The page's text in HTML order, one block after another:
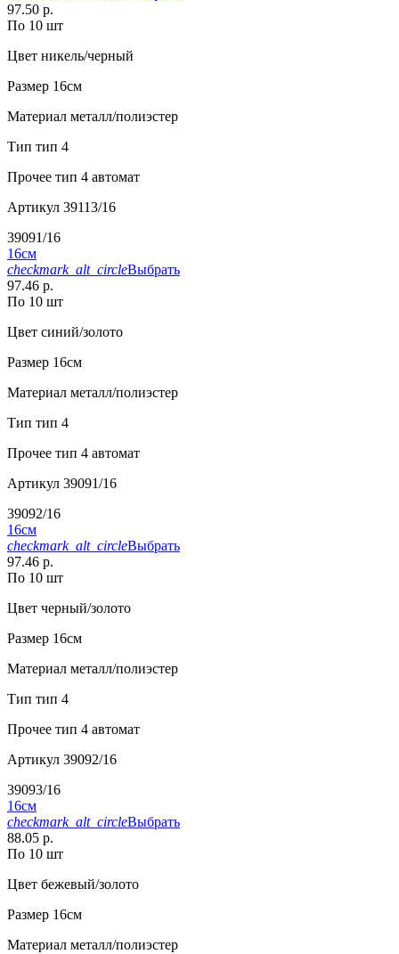
97.50 р.
По 10 шт
Цвет никель/черный
Размер 16см
Материал металл/полиэстер
Тип тип 4
Прочее тип 4 автомат
Артикул 39113/16
39091/16
16см
checkmark_alt_circleВыбрать
97.46 р.
По 10 шт
Цвет синий/золото
Размер 16см
Материал металл/полиэстер
Тип тип 4
Прочее тип 4 автомат
Артикул 39091/16
39092/16
16см
checkmark_alt_circleВыбрать
97.46 р.
По 10 шт
Цвет черный/золото
Размер 16см
Материал металл/полиэстер
Тип тип 4
Прочее тип 4 автомат
Артикул 39092/16
39093/16
16см
checkmark_alt_circleВыбрать
88.05 р.
По 10 шт
Цвет бежевый/золото
Размер 16см
Материал металл/полиэстер